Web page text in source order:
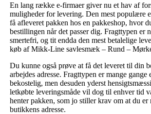
En lang række e-firmaer giver nu et hav af
muligheder for levering. Den mest populære
få afleveret pakken hos en pakkeshop, hvor
bestillingen når det passer dig. Fragttypen er
smertefri, og tit endda den mest betalelige
køb af Mikk-Line savlesmæk – Rund –
Du kunne også prøve at få det leveret til din
arbejdes adresse. Fragttypen er mange gange
bekostelig, men desuden yderst
letkøbte leveringsmåde vil dog til enhver tid
henter pakken, som jo stiller krav om at du
butikkens adresse.